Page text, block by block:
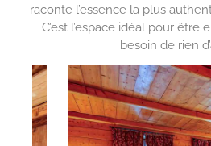
raconte l’essence la plus
C’est l’espace idéal pour être
besoin de rien